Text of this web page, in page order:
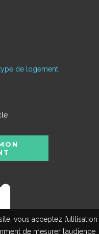
vous acceptez l’utilisation
de mesurer l’audience
de logement